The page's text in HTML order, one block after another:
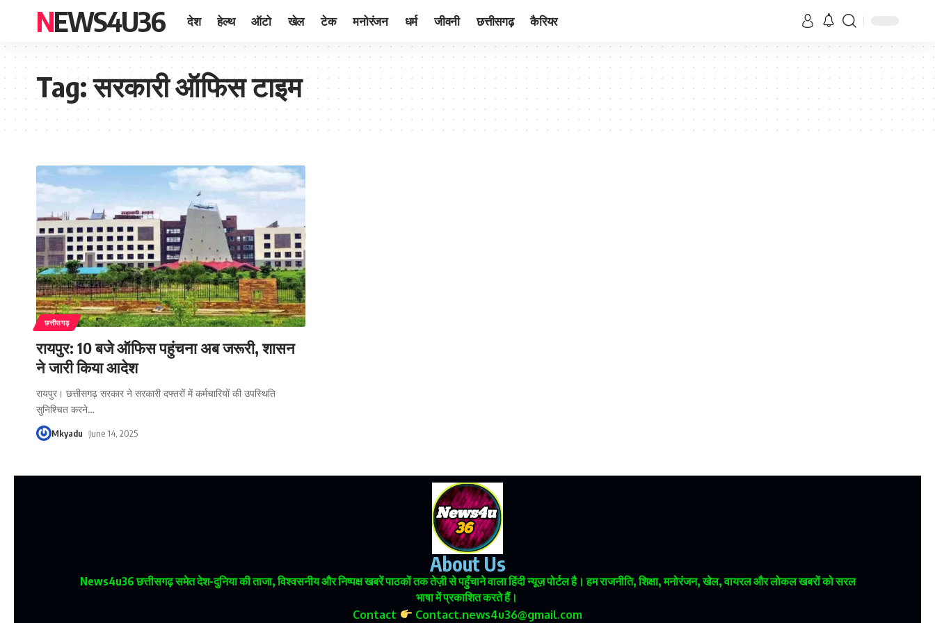
NEWS4U36 देश हेल्थ ऑटो खेल टेक मनोरंजन धर्म जीवनी छत्तीसगढ़ कैरियर
Tag:सरकारी ऑफिस टाइम
छत्तीसगढ़
रायपुर: 10 बजे ऑफिस पहुंचना अब जरूरी, शासन
ने जारी किया आदेश
रायपुर। छत्तीसगढ़ सरकार ने सरकारी दफ्तरों में कर्मचारियों की उपस्थिति
सुनिश्चित करने…
Mkyadu June 14, 2025
About Us
News4u36छत्तीसगढ़ समेत देश-दुनिया की ताजा, विश्वसनीय और निष्पक्ष खबरें पाठकों तक तेज़ी से पहुँचाने वाला हिंदी न्यूज़ पोर्टल है। हम राजनीति, शिक्षा, मनोरंजन, खेल, वायरल और लोकल खबरों को सरल
भाषा में प्रकाशित करते हैं।
Contact
Contact.news4u36@gmail.com